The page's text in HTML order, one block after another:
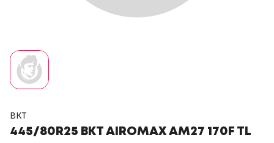
BKT
445/80R25 BKT AIROMAX AM27 170F TL